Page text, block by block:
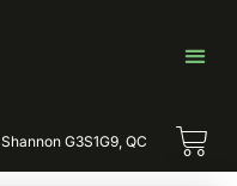
G3S1G9, QC